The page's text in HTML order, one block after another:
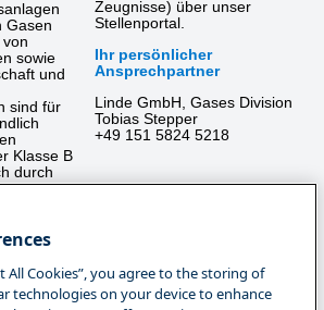
Gasen
sowie
und
sind für
Klasse B
durch
einem
aus
im
Zeugnisse) über unser
Stellenportal.
Ihr persönlicher
Ansprechpartner
Linde GmbH, Gases Division
Tobias Stepper
+49 151 5824 5218
All Cookies”, you agree to the storing of
technologies on your device to enhance